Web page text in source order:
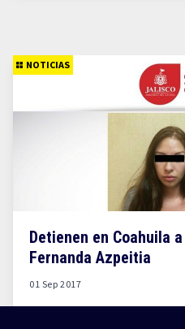
NOTICIAS
Detienen en Coahuila
Fernanda Azpeitia
01 Sep 2017